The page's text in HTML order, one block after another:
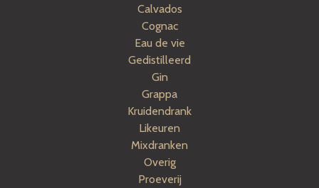
Calvados
Cognac
Eau de vie
Gedistilleerd
Gin
Grappa
Kruidendrank
Likeuren
Mixdranken
Overig
Proeverij